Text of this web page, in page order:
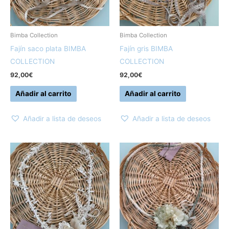
Bimba Collection
Fajín saco plata BIMBA
COLLECTION
92,00€
Añadir al carrito
Añadir a lista de deseos
Bimba Collection
Fajín gris BIMBA
COLLECTION
92,00€
Añadir al carrito
Añadir a lista de deseos